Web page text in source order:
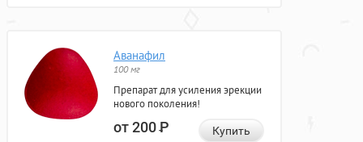
Аванафил
100 мг
Препарат для усиления эрекции
нового поколения!
от 200Р Купить